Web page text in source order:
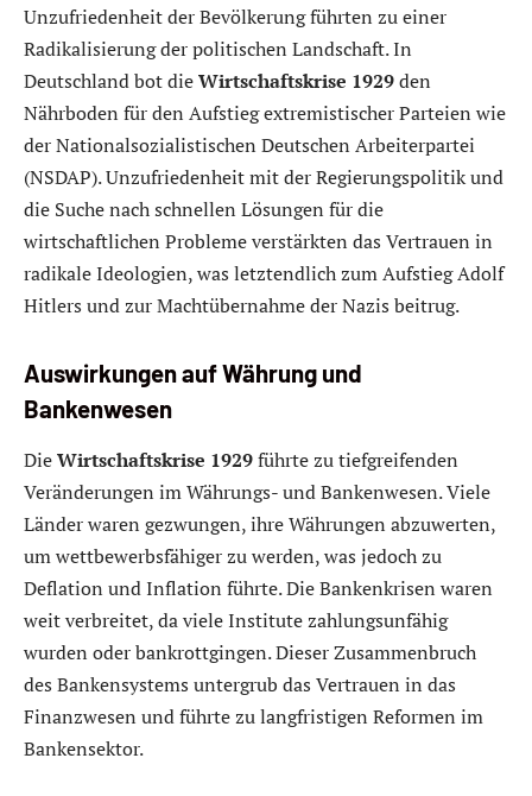
Unzufriedenheit der Bevölkerung führten zu einer
Radikalisierung der politischen Landschaft. In
Deutschland bot dieWirtschaftskrise 1929den
Nährboden für den Aufstieg extremistischer Parteien wie
der Nationalsozialistischen Deutschen Arbeiterpartei
(NSDAP). Unzufriedenheit mit der Regierungspolitik und
die Suche nach schnellen Lösungen für die
wirtschaftlichen Probleme verstärkten das Vertrauen in
radikale Ideologien, was letztendlich zum Aufstieg Adolf
Hitlers und zur Machtübernahme der Nazis beitrug.
Auswirkungen auf Währung und
Bankenwesen
DieWirtschaftskrise 1929führte zu tiefgreifenden
Veränderungen im Währungs- und Bankenwesen. Viele
Länder waren gezwungen, ihre Währungen abzuwerten,
um wettbewerbsfähiger zu werden, was jedoch zu
Deflation und Inflation führte. Die Bankenkrisen waren
weit verbreitet, da viele Institute zahlungsunfähig
wurden oder bankrottgingen. Dieser Zusammenbruch
des Bankensystems untergrub das Vertrauen in das
Finanzwesen und führte zu langfristigen Reformen im
Bankensektor.